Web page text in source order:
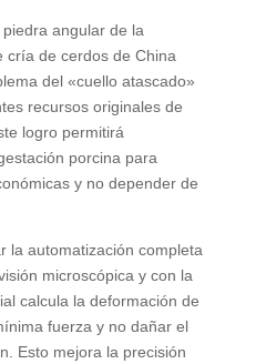
angular de la
cría de cerdos de China
del «cuello atascado»
recursos originales de
logro permitirá
porcina para
y no depender de
la automatización completa
microscópica y con la
calcula la deformación de
fuerza y ​​no dañar el
Esto mejora la precisión